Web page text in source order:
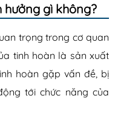
hưởng gì không?
trọng trong cơ quan
tinh hoàn là sản xuất
hoàn gặp vấn đề, bị
tới chức năng của